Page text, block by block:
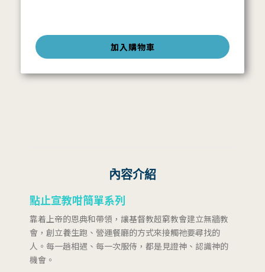
加入購物車
內容介紹
點止宣教咁簡單系列
靠着上帝的恩典和帶領，讓基督教超窮教會建立無牆教
會，創立養生跑、營運餐廳的方式來接觸祂要尋找的
人。每一趟相遇、每一次服侍，都是見證神、認識神的
機會。